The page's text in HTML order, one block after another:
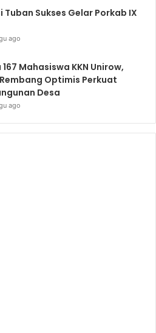
Tuban Sukses Gelar Porkab IX
ago
Mahasiswa KKN Unirow,
Optimis Perkuat
Desa
ago